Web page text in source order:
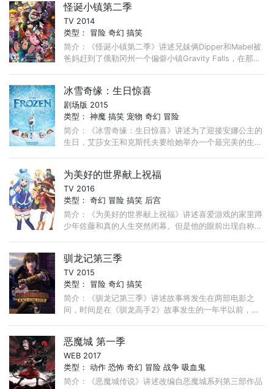
怪诞小镇第二季
TV 2014
类型： 冒险 奇幻 搞笑
简介：《怪诞小镇第二季》讲述兄妹俩Dipper和Mabel被
爸妈赶到了俄勒冈州一个偏僻小镇Gravity Falls，在那
冰雪奇缘：生日惊喜
剧场版 2015
类型：神魔 搞笑 宠物 奇幻 冒险
简介：《冰雪奇缘：生日惊喜》讲述为了迎接安娜公主的
生日，艾莎女王和克斯托夫要给她举办一个最完美的生日
为美好的世界献上祝福
TV 2016
类型：奇幻 冒险 搞笑 后宫
简介：《为美好的世界献上祝福》讲述喜爱游戏的家里蹲
少年佐藤和真的人生突然闭幕。但是他的眼前出现自称女
驯龙记第三季
TV 2015
类型： 冒险 奇幻 搞笑
简介：《驯龙记第三季》讲述故事将发生在两部电影之
间，时间是在《驯龙高手2》故事发生的一年半以前，类
恶魔城 第一季
WEB 2017
类型：动作 恐怖 奇幻 冒险 战争 吸血鬼
简介：《恶魔城传说》讲述改编自恶魔城系列第三部作品